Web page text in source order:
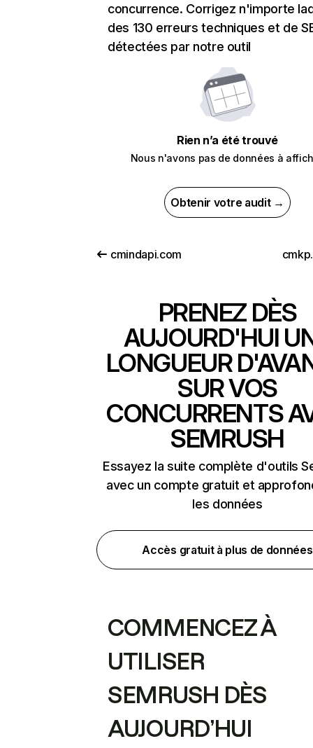
concurrence. Corrigez n'importe
des 130 erreurs techniques et de
détectées par notre outil
Rien n’a été trouvé
Nous n'avons pas de données à
Obtenir votre audit →
cmindapi.com
PRENEZ DÈS
AUJOURD'HUI
LONGUEUR
SUR VOS
CONCURRENTS
SEMRUSH
Essayez la suite complète d'outils
avec un compte gratuit et
les données
Accès gratuit à plus de données
COMMENCEZ À
UTILISER
SEMRUSH DÈS
AUJOURD’HUI